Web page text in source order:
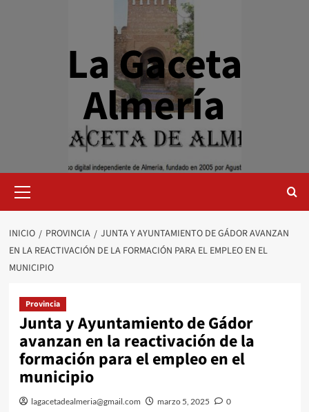
La Gaceta
Almería
primario
INICIO PROVINCIA
JUNTA Y AYUNTAMIENTO DE GÁDOR AVANZAN
EN LA REACTIVACIÓN DE LA FORMACIÓN PARA EL EMPLEO EN EL
MUNICIPIO
Provincia
Junta y Ayuntamiento de Gádor
avanzan en la reactivación de la
formación para el empleo en el
municipio
lagacetadealmeria@gmail.com marzo 5, 2025 0